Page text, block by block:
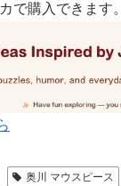
で購入できます。
奥川 マウスピース